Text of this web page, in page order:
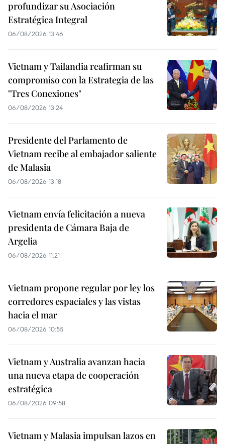
profundizar su Asociación
Estratégica Integral
06/08/2026 13:46
Vietnam y Tailandia reafirman su
compromiso con la Estrategia de las
"Tres Conexiones"
06/08/2026 13:24
Presidente del Parlamento de
Vietnam recibe al embajador saliente
de Malasia
06/08/2026 13:18
Vietnam envía felicitación a nueva
presidenta de Cámara Baja de
Argelia
06/08/2026 11:21
Vietnam propone regular por ley los
corredores espaciales y las vistas
hacia el mar
06/08/2026 10:55
Vietnam y Australia avanzan hacia
una nueva etapa de cooperación
estratégica
06/08/2026 09:58
Vietnam y Malasia impulsan lazos en